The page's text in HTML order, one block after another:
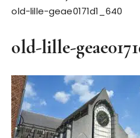
old-lille-geae0171d1_640
old-lille-